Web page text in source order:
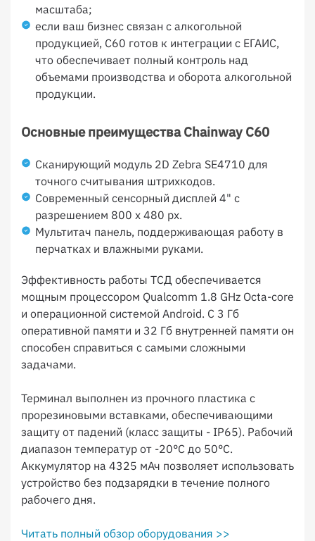
масштаба;
если ваш бизнес связан с алкогольной
продукцией, C60 готов к интеграции с ЕГАИС,
что обеспечивает полный контроль над
объемами производства и оборота алкогольной
продукции.
Основные преимущества Chainway C60
Сканирующий модуль 2D Zebra SE4710 для
точного считывания штрихкодов.
Современный сенсорный дисплей 4" с
разрешением 800 x 480 px.
Мультитач панель, поддерживающая работу в
перчатках и влажными руками.
Эффективность работы ТСД обеспечивается
мощным процессором Qualcomm 1.8 GHz Octa-core
и операционной системой Android. С 3 Гб
оперативной памяти и 32 Гб внутренней памяти он
способен справиться с самыми сложными
задачами.
Терминал выполнен из прочного пластика с
прорезиновыми вставками, обеспечивающими
защиту от падений (класс защиты - IP65). Рабочий
диапазон температур от -20°C до 50°C.
Аккумулятор на 4325 мАч позволяет использовать
устройство без подзарядки в течение полного
рабочего дня.
Читать полный обзор оборудования >>